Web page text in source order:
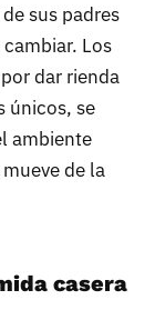
sus padres
Los
dar rienda
únicos, se
ambiente
de la
casera